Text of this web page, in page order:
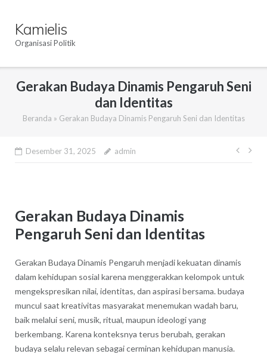
contentKamielis
Organisasi Politik
Gerakan Budaya Dinamis Pengaruh Seni
dan Identitas
Beranda » Gerakan Budaya Dinamis Pengaruh Seni dan Identitas
Desember 31, 2025 admin
Gerakan Budaya Dinamis
Pengaruh Seni dan Identitas
Gerakan Budaya Dinamis Pengaruh menjadi kekuatan dinamis
dalam kehidupan sosial karena menggerakkan kelompok untuk
mengekspresikan nilai, identitas, dan aspirasi bersama. budaya
muncul saat kreativitas masyarakat menemukan wadah baru,
baik melalui seni, musik, ritual, maupun ideologi yang
berkembang. Karena konteksnya terus berubah, gerakan
budaya selalu relevan sebagai cerminan kehidupan manusia.